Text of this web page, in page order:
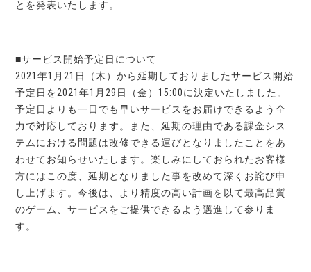
とを発表いたします。
■サービス開始予定日について
2021年1月21日（木）から延期しておりましたサービス開始
予定日を2021年1月29日（金）15:00に決定いたしました。
予定日よりも一日でも早いサービスをお届けできるよう全
力で対応しております。また、延期の理由である課金シス
テムにおける問題は改修できる運びとなりましたことをあ
わせてお知らせいたします。楽しみにしておられたお客様
方にはこの度、延期となりました事を改めて深くお詫び申
し上げます。今後は、より精度の高い計画を以て最高品質
のゲーム、サービスをご提供できるよう邁進して参りま
す。